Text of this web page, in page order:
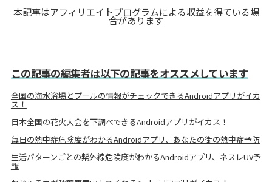
本記事はアフィリエイトプログラムによる収益を得ている場
合があります
この記事の編集者は以下の記事をオススメしています
全国の海水浴場とプールの情報がチェックできるAndroidアプリがイカ
ス！
日本全国の花火大会を下調べできるAndroidアプリがイカス！
毎日の熱中症危険度がわかるAndroidアプリ、あなたの街の熱中症予防
生活パターンごとの紫外線危険度がわかるAndroidアプリ、ネスレUV予
報